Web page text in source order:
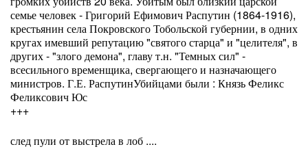
семье человек - Григорий Ефимович Распутин (1864-1916),
крестьянин села Покровского Тобольской губернии, в одних
кругах имевший репутацию "святого старца" и "целителя", в
других - "злого демона", главу т.н. "Темных сил" -
всесильного временщика, свергающего и назначающего
министров. Г.Е. РаспутинУбийцами были : Князь Феликс
Феликсович Юс
+++
след пули от выстрела в лоб ....